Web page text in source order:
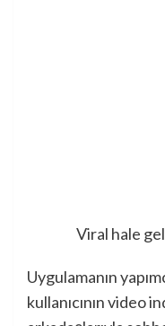
Viral hale
Uygulamanın
kullanıcının video